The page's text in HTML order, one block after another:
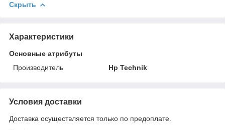
Скрыть
Характеристики
Основные атрибуты
Производитель
Hp Technik
Условия доставки
Доставка осуществляется только по предоплате.